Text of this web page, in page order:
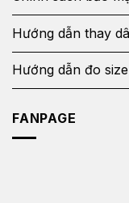
Hướng dẫn thay
Hướng dẫn đo
FANPAGE